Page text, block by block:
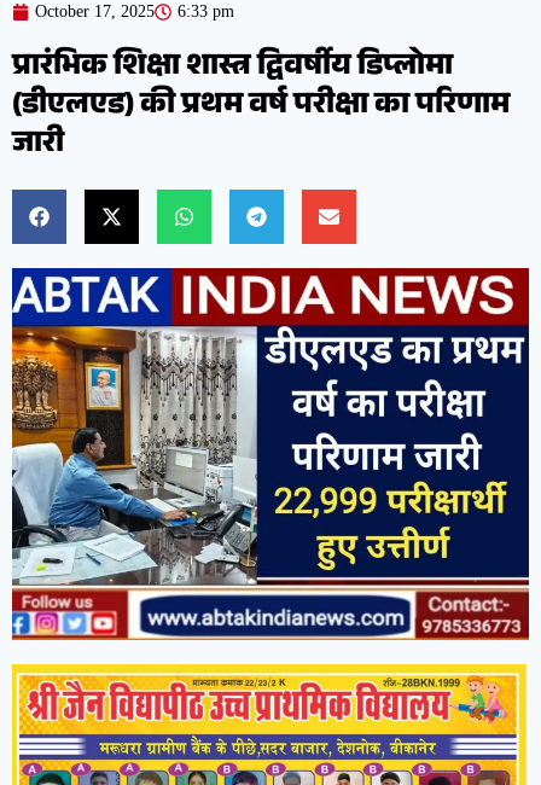
October 17, 2025 6:33 pm
प्रारंभिक शिक्षा शास्त्र द्विवर्षीय डिप्लोमा
(डीएलएड) की प्रथम वर्ष परीक्षा का परिणाम
जारी